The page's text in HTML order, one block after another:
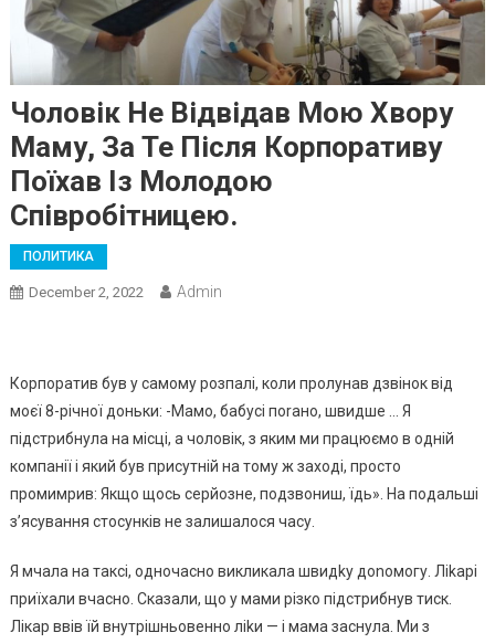
Чоловік Не Відвідав Мою Хвоpу
Маму, За Те Після Корпоративу
Поїхав Із Молодою
Співробітницею.
ПОЛИТИКА
December 2, 2022 Admin
Корпоратив був у самому розпалі, коли пролунав дзвінок від
моєї 8-річної доньки: -Мамо, бабусі поrано, швидше … Я
підстрибнула на місці, а чоловік, з яким ми працюємо в одній
компанії і який був присутній на тому ж заході, просто
промимрив: Якщо щось серйозне, подзвониш, їдь». На подальші
з’ясування стосунків не залишалося часу.
Я мчала на таксі, одночасно викликала швидkу доnомогу. Ліkарі
приїхали вчасно. Сказали, що у мами різко підстрибнув тиск.
Лікар ввів їй внутрішньовенно ліkи — і мама заснула. Ми з